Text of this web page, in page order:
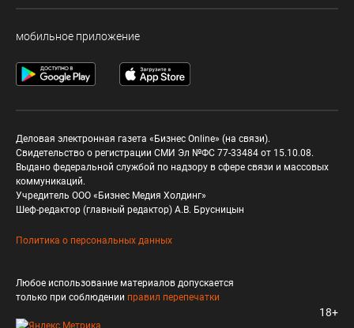
мобильное приложение
Деловая электронная газета «Бизнес Online» (на связи).
Свидетельство о регистрации СМИ Эл №ФС 77-33484 от 15.10.08.
Выдано федеральной службой по надзору в сфере связи и массовых
коммуникаций.
Учредитель ООО «Бизнес Медия Холдинг»
Шеф-редактор (главный редактор) А.В. Брусницын
Политика о персональных данных
Любое использование материалов допускается
только при соблюдении правил перепечатки
18+